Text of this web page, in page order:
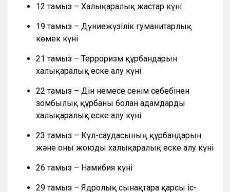
12 тамыз – Халықаралық жастар күні
19 тамыз – Дүниежүзілік гуманитарлық
көмек күні
21 тамыз – Терроризм құрбандарын
халықаралық еске алу күні
22 тамыз – Дін немесе сенім себебінен
зомбылық құрбаны болған адамдарды
халықаралық еске алу күні
23 тамыз – Күл-саудасының құрбандарын
және оны жоюды халықаралық еске алу күні
26 тамыз – Намибия күні
29 тамыз – Ядролық сынақтарға қарсы іс-